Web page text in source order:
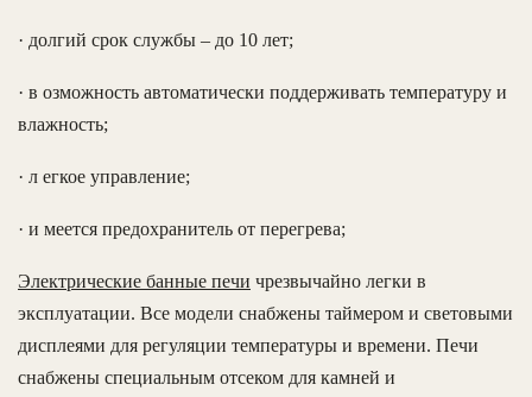
· долгий срок службы – до 10 лет;
· в озможность автоматически поддерживать температуру и
влажность;
· л егкое управление;
· и меется предохранитель от перегрева;
Электрические банные печи чрезвычайно легки в
эксплуатации. Все модели снабжены таймером и световыми
дисплеями для регуляции температуры и времени. Печи
снабжены специальным отсеком для камней и